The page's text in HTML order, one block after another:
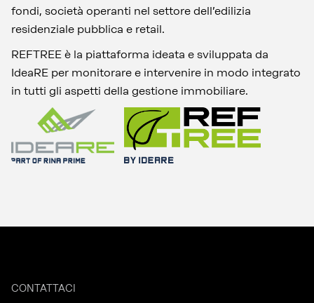
fondi, società operanti nel settore dell’edilizia
residenziale pubblica e retail.
REFTREE è la piattaforma ideata e sviluppata da
IdeaRE per monitorare e intervenire in modo integrato
in tutti gli aspetti della gestione immobiliare.
CONTATTACI